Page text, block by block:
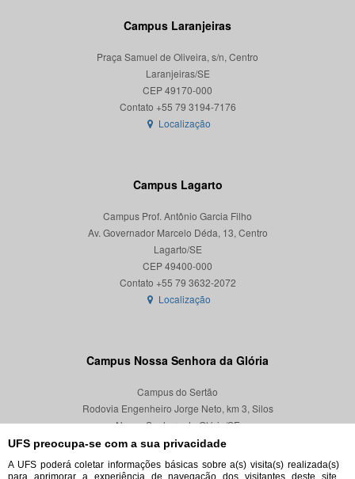
UFS preocupa-se com a sua privacidade
A UFS poderá coletar informações básicas sobre a(s) visita(s) realizada(s)
para aprimorar a experiência de navegação dos visitantes deste site,
Campus Laranjeiras
Praça Samuel de Oliveira, s/n, Centro
Laranjeiras/SE
CEP 49170-000
Localização
Campus Lagarto
Campus Prof. Antônio Garcia Filho
Av. Governador Marcelo Déda, 13, Centro
Lagarto/SE
CEP 49400-000
Localização
Campus Nossa Senhora da Glória
Campus do Sertão
Rodovia Engenheiro Jorge Neto, km 3, Silos
Nossa Senhora da Glória/SE
CEP 49680-000
Localização